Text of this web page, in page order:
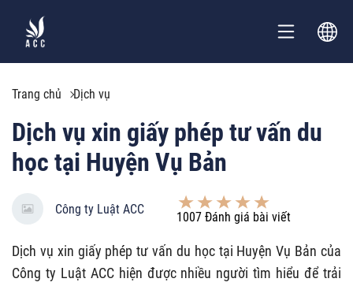
Trang chủ Dịch vụ
Dịch vụ xin giấy phép tư vấn du
học tại Huyện Vụ Bản
Công ty Luật ACC
1007 Đánh giá bài viết
Dịch vụ xin giấy phép tư vấn du học tại Huyện Vụ Bản của
Công ty Luật ACC hiện được nhiều người tìm hiểu để trải